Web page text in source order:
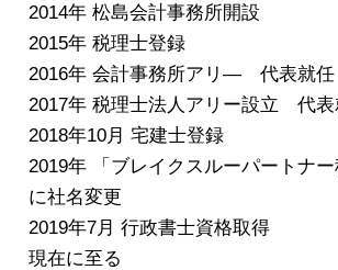
2014年 松島会計事務所開設
2015年 税理士登録
2016年 会計事務所アリ― 代表就任
2017年 税理士法人アリー設立 代表
2018年10月 宅建士登録
2019年 「ブレイクスルーパートナー
に社名変更
2019年7月 行政書士資格取得
現在に至る